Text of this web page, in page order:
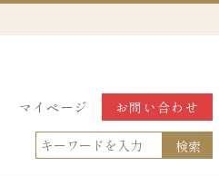
マイページ お問い合わせ
検索